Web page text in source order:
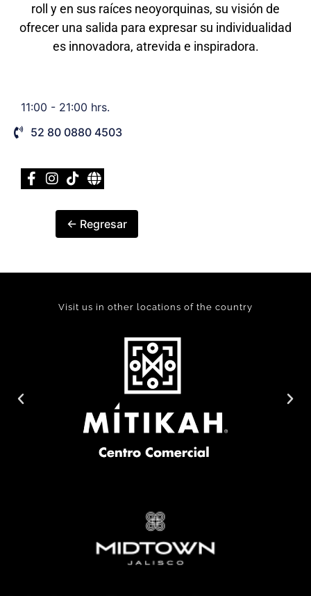
roll y en sus raíces neoyorquinas, su visión de
ofrecer una salida para expresar su individualidad
es innovadora, atrevida e inspiradora.
11:00 - 21:00 hrs.
52 80 0880 4503
← Regresar
Visit us in other locations of the country